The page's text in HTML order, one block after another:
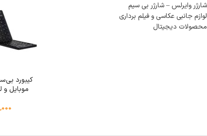
شارژر وایرلس – شارژر بی سیم
لوازم جانبی عکاسی و فیلم برداری
محصولات دیجیتال
کیبورد